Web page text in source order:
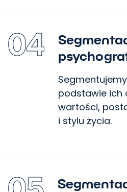
04
podstawie ich
wartości,
i stylu życia.
Skontaktuj